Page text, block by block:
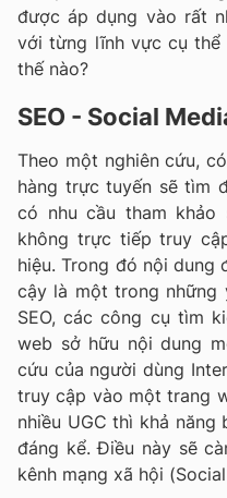
được áp dụng vào rất
với từng lĩnh vực cụ thể
thế nào?
SEO - Social
Theo một nghiên cứu,
hàng trực tuyến sẽ tìm
có nhu cầu tham khảo
không trực tiếp truy
hiệu. Trong đó nội dung
cậy là một trong những
SEO, các công cụ tìm
web sở hữu nội dung
cứu của người dùng
truy cập vào một trang
nhiều UGC thì khả
đáng kể. Điều này sẽ
kênh mạng xã hội